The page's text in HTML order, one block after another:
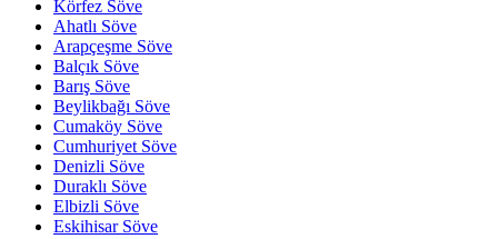
Körfez Söve
Ahatlı Söve
Arapçeşme Söve
Balçık Söve
Barış Söve
Beylikbağı Söve
Cumaköy Söve
Cumhuriyet Söve
Denizli Söve
Duraklı Söve
Elbizli Söve
Eskihisar Söve